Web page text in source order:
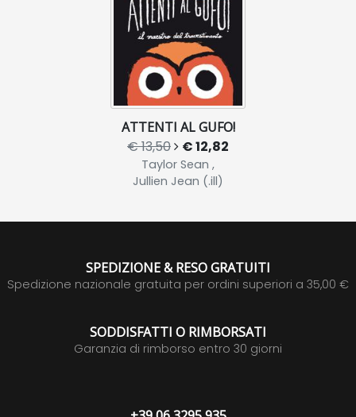
ATTENTI AL GUFO!
€ 13,50 € 12,82
Taylor Sean ,
Jullien Jean (.ill)
SPEDIZIONE & RESO GRATUITI
Spedizione nazionale gratuita per ordini superiori a 35,00 €
SODDISFATTI O RIMBORSATI
Garanzia di rimborso entro 30 giorni